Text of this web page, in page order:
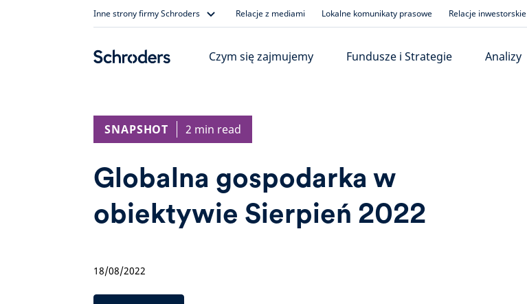
Inne strony firmy Schroders Relacje z mediami Lokalne komunikaty prasowe Relacje inwestorskie
Czym się zajmujemy Fundusze i Strategie Analizy
SNAPSHOT 2 min read
Globalna gospodarka w
obiektywie Sierpień 2022
18/08/2022